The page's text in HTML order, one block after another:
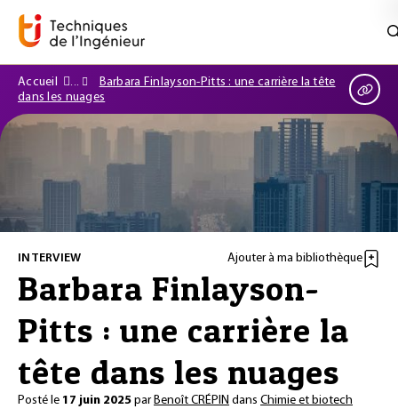
Accueil
Barbara Finlayson-Pitts : une carrière la tête
dans les nuages
INTERVIEW Ajouter à ma bibliothèque
Barbara Finlayson-
Pitts : une carrière la
tête dans les nuages
Posté le 17 juin 2025 parBenoît CRÉPIN dans Chimie et biotech